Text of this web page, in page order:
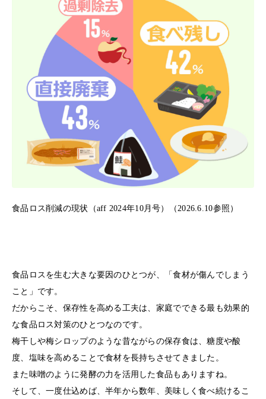
食品ロス削減の現状（aff 2024年10月号）（2026.6.10参照）
食品ロスを生む大きな要因のひとつが、「食材が傷んでしまう
こと」です。
だからこそ、保存性を高める工夫は、家庭でできる最も効果的
な食品ロス対策のひとつなのです。
梅干しや梅シロップのような昔ながらの保存食は、糖度や酸
度、塩味を高めることで食材を長持ちさせてきました。
また味噌のように発酵の力を活用した食品もありますね。
そして、一度仕込めば、半年から数年、美味しく食べ続けるこ